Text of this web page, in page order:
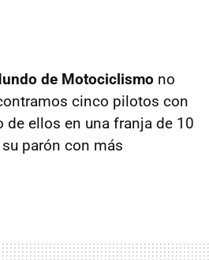
de Motociclismo no
cinco pilotos con
de ellos en una franja de 10
parón con más